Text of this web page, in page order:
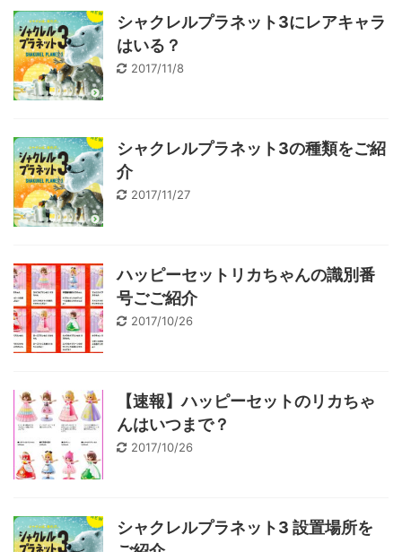
シャクレルプラネット3にレアキャラ
はいる？
2017/11/8
シャクレルプラネット3の種類をご紹
介
2017/11/27
ハッピーセットリカちゃんの識別番
号ごご紹介
2017/10/26
【速報】ハッピーセットのリカちゃ
んはいつまで？
2017/10/26
シャクレルプラネット3 設置場所を